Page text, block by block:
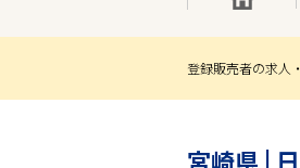
登録販売者の求人
宮崎県 |